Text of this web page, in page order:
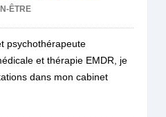
ÊTRE
psychothérapeute
et thérapie EMDR, je
dans mon cabinet